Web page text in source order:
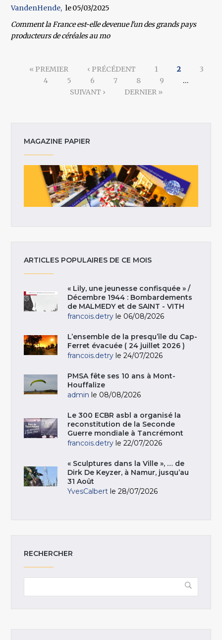
VandenHende
05/03/2025
Comment la France est-elle devenue l'un des grands pays
producteurs de céréales au mo
« PREMIER ‹ PRÉCÉDENT 1 2
3
4
5 6 7 8 9
…
SUIVANT ›
DERNIER »
MAGAZINE PAPIER
ARTICLES POPULAIRES DE CE MOIS
« Lily, une jeunesse confisquée » /
Décembre 1944 : Bombardements
de MALMEDY et de SAINT - VITH
francois.detry le 06/08/2026
L’ensemble de la presqu’île du Cap-
Ferret évacuée ( 24 juillet 2026 )
francois.detry le 24/07/2026
PMSA fête ses 10 ans à Mont-
Houffalize
admin le 08/08/2026
Le 300 ECBR asbl a organisé la
reconstitution de la Seconde
Guerre mondiale à Tancrémont
francois.detry le 22/07/2026
« Sculptures dans la Ville », … de
Dirk De Keyzer, à Namur, jusqu’au
31 Août
YvesCalbert le 28/07/2026
RECHERCHER